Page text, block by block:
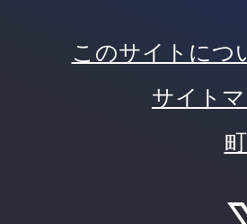
このサイトにつ
サイト